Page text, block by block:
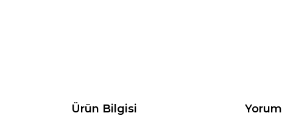
Ürün Bilgisi